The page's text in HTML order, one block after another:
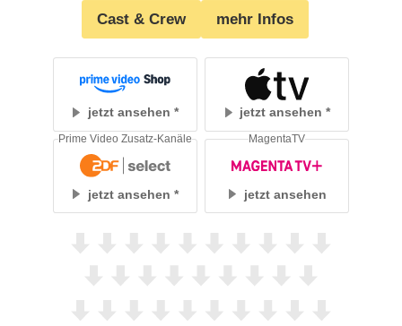
Cast & Crew mehr Infos
jetzt ansehen jetzt ansehen
jetzt ansehen
Prime Video Zusatz-Kanäle
jetzt ansehen
MagentaTV